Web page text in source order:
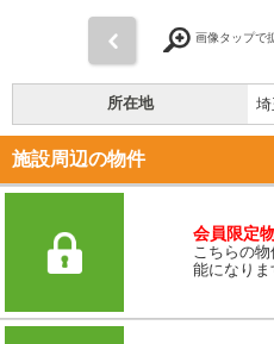
画像タップで
所在地
施設周辺の物件
会員限定
こちらの
能になりま